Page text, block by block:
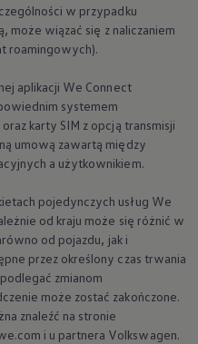
w przypadku
może wiązać się z naliczaniem
roamingowych).
aplikacji We Connect
systemem
karty SIM z opcją transmisji
umową zawartą między
a użytkownikiem.
pojedynczych usług We
od kraju może się różnić w
od pojazdu, jak i
przez określony czas trwania
zmianom
może zostać zakończone.
znaleźć na stronie
i u partnera Volkswagen.